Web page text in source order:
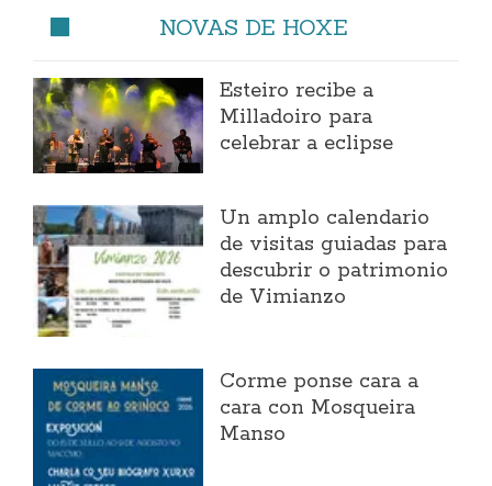
NOVAS DE HOXE
Esteiro recibe a
Milladoiro para
celebrar a eclipse
Un amplo calendario
de visitas guiadas para
descubrir o patrimonio
de Vimianzo
Corme ponse cara a
cara con Mosqueira
Manso